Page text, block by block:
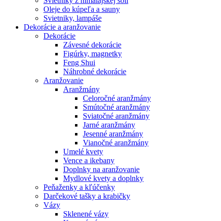
Oleje do kúpeľa a sauny
Svietniky, lampáše
Dekorácie a aranžovanie
Dekorácie
Závesné dekorácie
Figúrky, magnetky
Feng Shui
Náhrobné dekorácie
Aranžovanie
Aranžmány
Celoročné aranžmány
Smútočné aranžmány
Sviatočné aranžmány
Jarné aranžmány
Jesenné aranžmány
Vianočné aranžmány
Umelé kvety
Vence a ikebany
Doplnky na aranžovanie
Mydlové kvety a doplnky
Peňaženky a kľúčenky
Darčekové tašky a krabičky
Vázy
Sklenené vázy